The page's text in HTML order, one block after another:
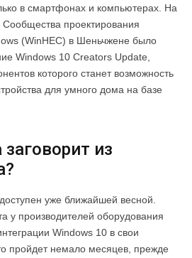
в смартфонах и компьютерах. На
проектирования
(WinHEC) в Шеньчжене было
Windows 10 Creators Update,
которого станет возможность
для умного дома на базе
из
уже ближайшей весной.
у производителей оборудования
Windows 10 в свои
пройдет немало месяцев, прежде